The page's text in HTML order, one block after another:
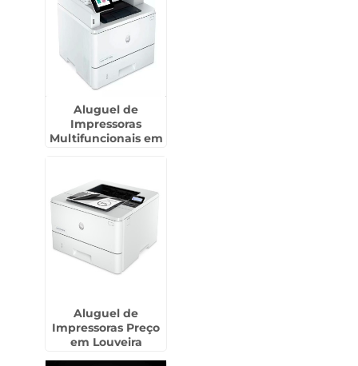
Aluguel de
Impressoras
Multifuncionais em
Aluguel de
Impressoras Preço
em Louveira